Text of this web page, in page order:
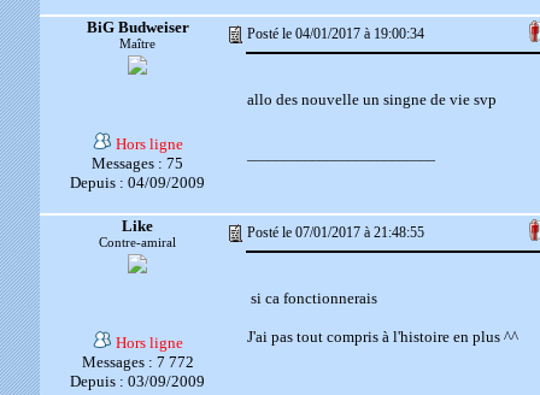
BiG Budweiser
Maître
Posté le 04/01/2017 à 19:00:34
Hors ligne
Messages : 75
Depuis : 04/09/2009
allo des nouvelle un singne de vie svp
Like
Contre-amiral
Posté le 07/01/2017 à 21:48:55
Hors ligne
Messages : 7 772
Depuis : 03/09/2009
si ca fonctionnerais
J'ai pas tout compris à l'histoire en plus ^^